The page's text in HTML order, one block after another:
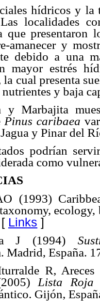
hídricos y la
localidades
que presentaron
amanecer y
debido a una
mayor estrés
la cual presenta
y baja
y Marbajita
Pinus caribaea
y Pinar del
podrían
como
(1993)
Links ]
J (1994)
Madrid, España.
R,
Lista
Gijón,